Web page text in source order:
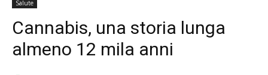
Salute
Cannabis, una storia lunga
almeno 12 mila anni